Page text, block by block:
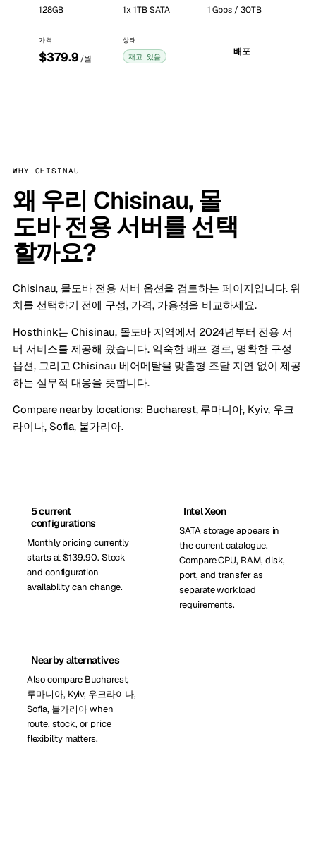
128GB 1x 1TB SATA 1 Gbps / 30TB
가격
$379.9 /월
상태
재고 있음 배포
WHY CHISINAU
왜 우리 Chisinau, 몰
도바 전용 서버를 선택
할까요?
Chisinau, 몰도바 전용 서버 옵션을 검토하는 페이지입니다. 위
치를 선택하기 전에 구성, 가격, 가용성을 비교하세요.
Hosthink는 Chisinau, 몰도바 지역에서 2024년부터 전용 서
버 서비스를 제공해 왔습니다. 익숙한 배포 경로, 명확한 구성
옵션, 그리고 Chisinau 베어메탈을 맞춤형 조달 지연 없이 제공
하는 실무적 대응을 뜻합니다.
Compare nearby locations: Bucharest, 루마니아, Kyiv, 우크
라이나, Sofia, 불가리아.
5 current
configurations
Monthly pricing currently
starts at $139.90. Stock
and configuration
availability can change.
Intel Xeon
SATA storage appears in
the current catalogue.
Compare CPU, RAM, disk,
port, and transfer as
separate workload
requirements.
Nearby alternatives
Also compare Bucharest,
루마니아, Kyiv, 우크라이나,
Sofia, 불가리아 when
route, stock, or price
flexibility matters.